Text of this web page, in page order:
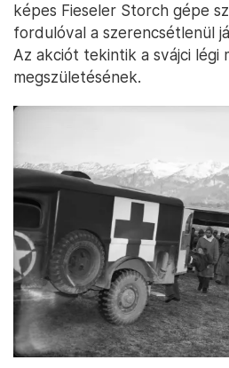
képes Fieseler Storch gépe
fordulóval a szerencsétlenül
Az akciót tekintik a svájci légi
megszületésének.